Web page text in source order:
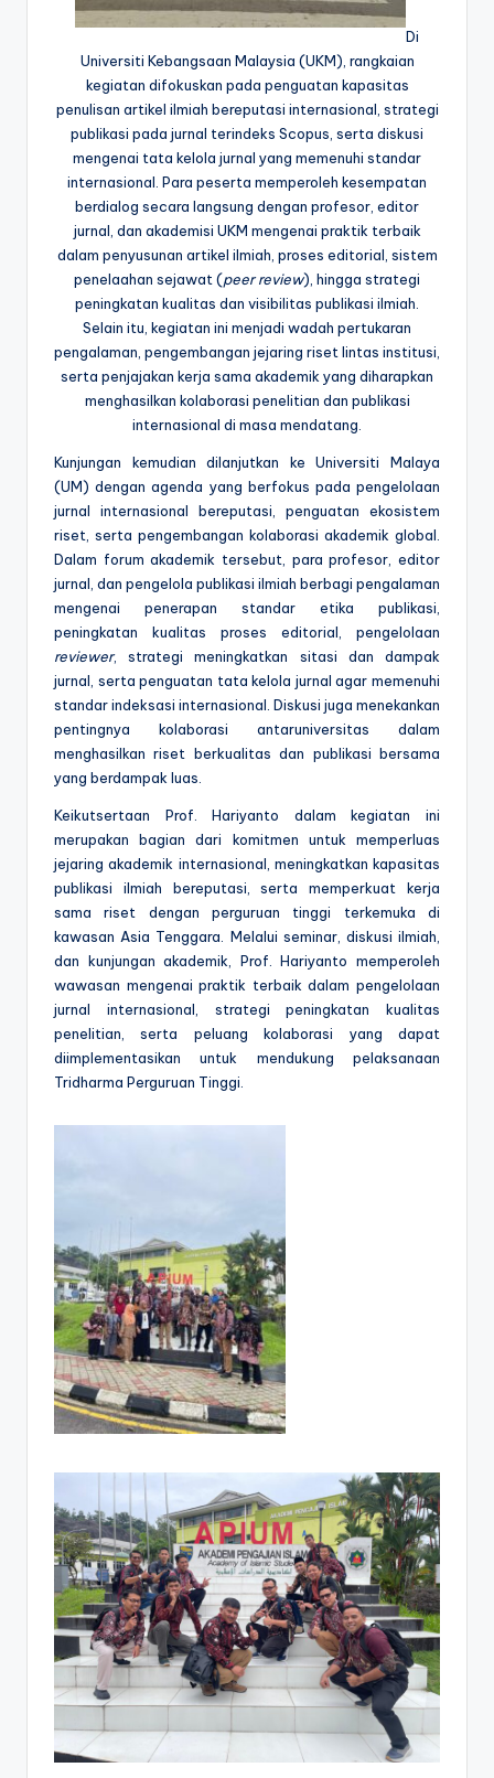
Di
Universiti Kebangsaan Malaysia (UKM), rangkaian
kegiatan difokuskan pada penguatan kapasitas
penulisan artikel ilmiah bereputasi internasional, strategi
publikasi pada jurnal terindeks Scopus, serta diskusi
mengenai tata kelola jurnal yang memenuhi standar
internasional. Para peserta memperoleh kesempatan
berdialog secara langsung dengan profesor, editor
jurnal, dan akademisi UKM mengenai praktik terbaik
dalam penyusunan artikel ilmiah, proses editorial, sistem
penelaahan sejawat (peer review), hingga strategi
peningkatan kualitas dan visibilitas publikasi ilmiah.
Selain itu, kegiatan ini menjadi wadah pertukaran
pengalaman, pengembangan jejaring riset lintas institusi,
serta penjajakan kerja sama akademik yang diharapkan
menghasilkan kolaborasi penelitian dan publikasi
internasional di masa mendatang.
Kunjungan kemudian dilanjutkan ke Universiti Malaya
(UM) dengan agenda yang berfokus pada pengelolaan
jurnal internasional bereputasi, penguatan ekosistem
riset, serta pengembangan kolaborasi akademik global.
Dalam forum akademik tersebut, para profesor, editor
jurnal, dan pengelola publikasi ilmiah berbagi pengalaman
mengenai penerapan standar etika publikasi,
peningkatan kualitas proses editorial, pengelolaan
reviewer, strategi meningkatkan sitasi dan dampak
jurnal, serta penguatan tata kelola jurnal agar memenuhi
standar indeksasi internasional. Diskusi juga menekankan
pentingnya kolaborasi antaruniversitas dalam
menghasilkan riset berkualitas dan publikasi bersama
yang berdampak luas.
Keikutsertaan Prof. Hariyanto dalam kegiatan ini
merupakan bagian dari komitmen untuk memperluas
jejaring akademik internasional, meningkatkan kapasitas
publikasi ilmiah bereputasi, serta memperkuat kerja
sama riset dengan perguruan tinggi terkemuka di
kawasan Asia Tenggara. Melalui seminar, diskusi ilmiah,
dan kunjungan akademik, Prof. Hariyanto memperoleh
wawasan mengenai praktik terbaik dalam pengelolaan
jurnal internasional, strategi peningkatan kualitas
penelitian, serta peluang kolaborasi yang dapat
diimplementasikan untuk mendukung pelaksanaan
Tridharma Perguruan Tinggi.